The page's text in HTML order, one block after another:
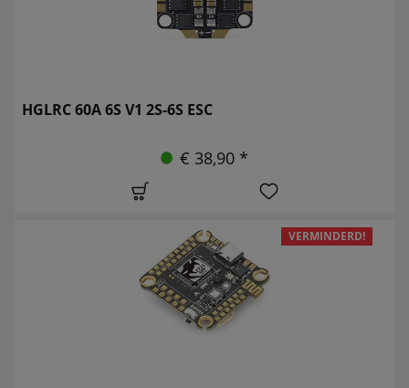
HGLRC 60A 6S V1 2S-6S ESC
€ 38,90 *
VERMINDERD!